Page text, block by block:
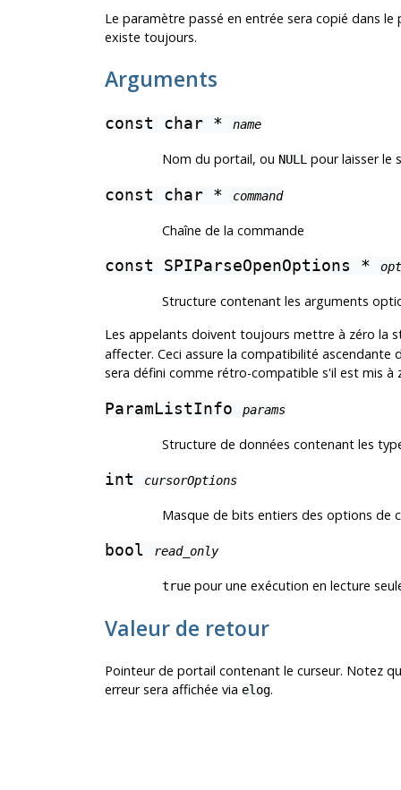
Le paramètre passé en entrée sera copié dans
existe toujours.
Arguments
const char * name
Nom du portail, ou NULL pour laisser le
const char * command
Chaîne de la commande
const SPIParseOpenOptions *
Structure contenant les arguments
Les appelants doivent toujours mettre à zéro la
affecter. Ceci assure la compatibilité
sera défini comme rétro-compatible s'il est mis à
ParamListInfo params
Structure de données contenant les
int cursorOptions
Masque de bits entiers des options de
bool read_only
truepour une exécution en lecture
Valeur de retour
Pointeur de portail contenant le curseur. Notez
erreur sera affichée via elog.